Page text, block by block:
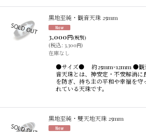
黒地至純・観音天珠 25mm
3,000円(税別)
(税込: 3,300円)
在庫なし
●サイズ● 約25mm×12mm ●観
音天珠とは、神安定・不安解消に
を防ぎ、持ち主の平和や幸福を守
れている天珠です。
黒地至純・雙天地天珠 25mm